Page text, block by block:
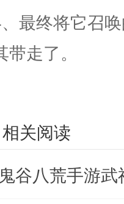
最终将它召
带走了。
相关阅读
鬼谷八荒手游